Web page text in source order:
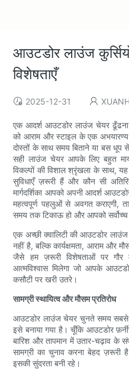
आउटडोर लाउंज
विशेषताएँ
2025-12-31
एक आदर्श आउटडोर लाउंज चेयर
को आराम और स्टाइल के एक
दोस्तों के साथ समय बिताने या बस
सही लाउंज चेयर आपके लिए बहुत
विकल्पों की विशाल श्रृंखला के साथ,
सुविधाएँ ज़रूरी हैं और कौन सी
मार्गदर्शिका आपको अपनी आदर्श
महत्वपूर्ण पहलुओं से अवगत कराएगी,
समय तक टिकाऊ हो और आपको
एक अच्छी क्वालिटी की आउटडोर
नहीं है, बल्कि कार्यक्षमता, आराम
जैसे हम ज़रूरी विशेषताओं पर
आत्मविश्वास मिलेगा जो आपके
कसौटी पर खरी उतरे।
सामग्री स्थायित्व और मौसम प्रतिरोध
आउटडोर लाउंज चेयर चुनते समय सबसे
इसे बनाया गया है। चूँकि आउटडोर
बारिश और तापमान में उतार-चढ़ाव के
सामग्री का चुनाव करना बेहद ज़रूरी
इसकी सुंदरता बनी रहे।